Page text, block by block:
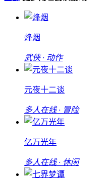
烽烟
武侠 · 动作
元夜十二谈
多人在线 · 冒险
亿万光年
多人在线 · 休闲